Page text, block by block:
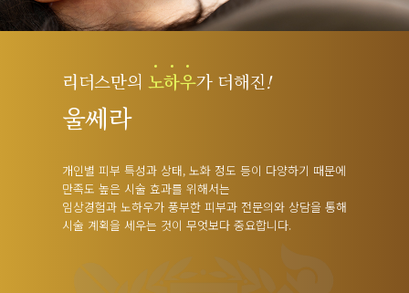
리더스만의 노하우가 더해진!
울쎄라
개인별 피부 특성과 상태, 노화 정도 등이 다양하기 때문에
만족도 높은 시술 효과를 위해서는
임상경험과 노하우가 풍부한 피부과 전문의와 상담을 통해
시술 계획을 세우는 것이 무엇보다 중요합니다.